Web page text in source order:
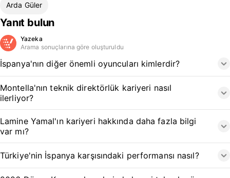
Arda Güler
Yanıt bulun
Yazeka
Arama sonuçlarına göre oluşturuldu
İspanya'nın diğer önemli oyuncuları kimlerdir?
Montella'nın teknik direktörlük kariyeri nasıl
ilerliyor?
Lamine Yamal'ın kariyeri hakkında daha fazla bilgi
var mı?
Türkiye'nin İspanya karşısındaki performansı nasıl?